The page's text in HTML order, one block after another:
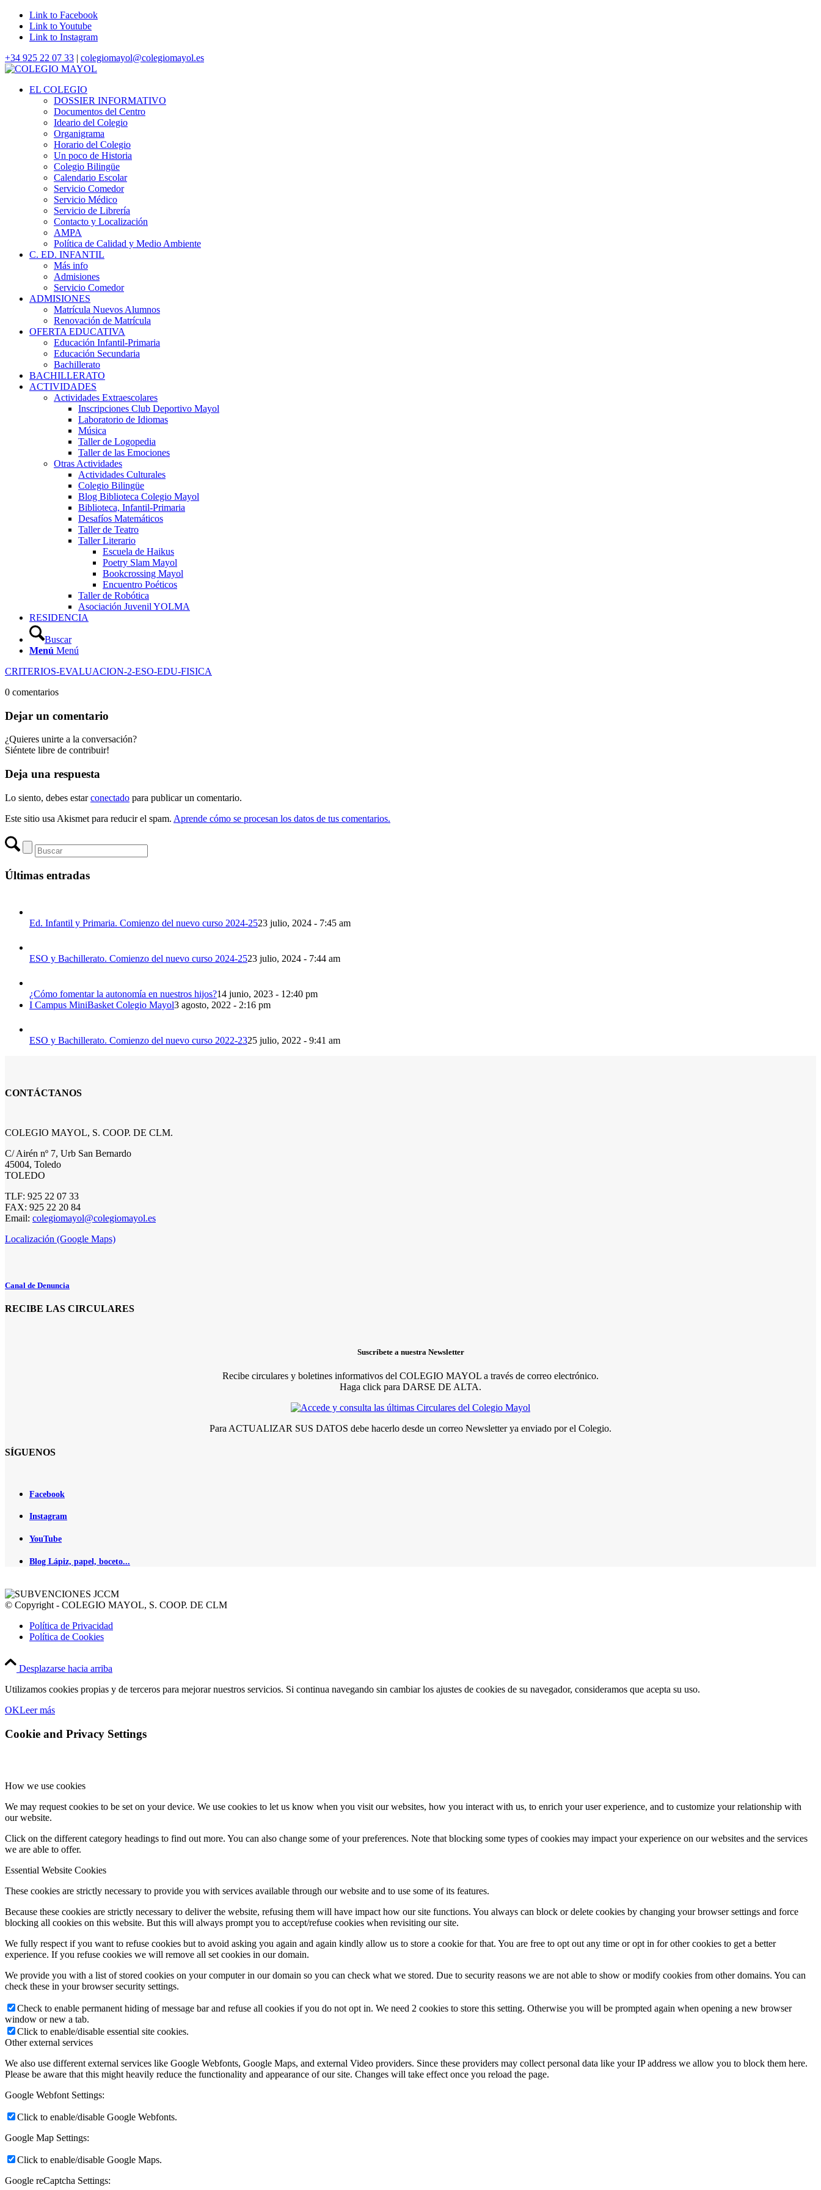
Link to Facebook
Link to Youtube
Link to Instagram
+34 925 22 07 33 | colegiomayol@colegiomayol.es
EL COLEGIO
DOSSIER INFORMATIVO
Documentos del Centro
Ideario del Colegio
Organigrama
Horario del Colegio
Un poco de Historia
Colegio Bilingüe
Calendario Escolar
Servicio Comedor
Servicio Médico
Servicio de Librería
Contacto y Localización
AMPA
Política de Calidad y Medio Ambiente
C. ED. INFANTIL
Más info
Admisiones
Servicio Comedor
ADMISIONES
Matrícula Nuevos Alumnos
Renovación de Matrícula
OFERTA EDUCATIVA
Educación Infantil-Primaria
Educación Secundaria
Bachillerato
BACHILLERATO
ACTIVIDADES
Actividades Extraescolares
Inscripciones Club Deportivo Mayol
Laboratorio de Idiomas
Música
Taller de Logopedia
Taller de las Emociones
Otras Actividades
Actividades Culturales
Colegio Bilingüe
Blog Biblioteca Colegio Mayol
Biblioteca, Infantil-Primaria
Desafíos Matemáticos
Taller de Teatro
Taller Literario
Escuela de Haikus
Poetry Slam Mayol
Bookcrossing Mayol
Encuentro Poéticos
Taller de Robótica
Asociación Juvenil YOLMA
RESIDENCIA
Buscar
Menú Menú
CRITERIOS-EVALUACION-2-ESO-EDU-FISICA
0 comentarios
Dejar un comentario
¿Quieres unirte a la conversación?
Siéntete libre de contribuir!
Deja una respuesta
Lo siento, debes estarconectado para publicar un comentario.
Este sitio usa Akismet para reducir el spam. Aprende cómo se procesan los datos de tus comentarios.
Últimas entradas
Ed. Infantil y Primaria. Comienzo del nuevo curso 2024-2523 julio, 2024 - 7:45 am
ESO y Bachillerato. Comienzo del nuevo curso 2024-2523 julio, 2024 - 7:44 am
¿Cómo fomentar la autonomía en nuestros hijos?14 junio, 2023 - 12:40 pm
I Campus MiniBasket Colegio Mayol3 agosto, 2022 - 2:16 pm
ESO y Bachillerato. Comienzo del nuevo curso 2022-2325 julio, 2022 - 9:41 am
CONTÁCTANOS
COLEGIO MAYOL, S. COOP. DE CLM.
C/ Airén nº 7, Urb San Bernardo
45004, Toledo
TOLEDO
TLF: 925 22 07 33
FAX: 925 22 20 84
Email: colegiomayol@colegiomayol.es
Localización (Google Maps)
Canal de Denuncia
RECIBE LAS CIRCULARES
Suscríbete a nuestra Newsletter
Recibe circulares y boletines informativos del COLEGIO MAYOL a través de correo electrónico.
Haga click para DARSE DE ALTA.
Para ACTUALIZAR SUS DATOS debe hacerlo desde un correo Newsletter ya enviado por el Colegio.
SÍGUENOS
Facebook
Instagram
YouTube
Blog Lápiz, papel, boceto...
© Copyright - COLEGIO MAYOL, S. COOP. DE CLM
Política de Privacidad
Política de Cookies
Desplazarse hacia arriba
Utilizamos cookies propias y de terceros para mejorar nuestros servicios. Si continua navegando sin cambiar los ajustes de cookies de su navegador, consideramos que acepta su uso.
OKLeer más
Cookie and Privacy Settings
How we use cookies
We may request cookies to be set on your device. We use cookies to let us know when you visit our websites, how you interact with us, to enrich your user experience, and to customize your relationship with
our website.
Click on the different category headings to find out more. You can also change some of your preferences. Note that blocking some types of cookies may impact your experience on our websites and the services
we are able to offer.
Essential Website Cookies
These cookies are strictly necessary to provide you with services available through our website and to use some of its features.
Because these cookies are strictly necessary to deliver the website, refusing them will have impact how our site functions. You always can block or delete cookies by changing your browser settings and force
blocking all cookies on this website. But this will always prompt you to accept/refuse cookies when revisiting our site.
We fully respect if you want to refuse cookies but to avoid asking you again and again kindly allow us to store a cookie for that. You are free to opt out any time or opt in for other cookies to get a better
experience. If you refuse cookies we will remove all set cookies in our domain.
We provide you with a list of stored cookies on your computer in our domain so you can check what we stored. Due to security reasons we are not able to show or modify cookies from other domains. You can
check these in your browser security settings.
Check to enable permanent hiding of message bar and refuse all cookies if you do not opt in. We need 2 cookies to store this setting. Otherwise you will be prompted again when opening a new browser
window or new a tab.
Click to enable/disable essential site cookies.
Other external services
We also use different external services like Google Webfonts, Google Maps, and external Video providers. Since these providers may collect personal data like your IP address we allow you to block them here.
Please be aware that this might heavily reduce the functionality and appearance of our site. Changes will take effect once you reload the page.
Google Webfont Settings:
Click to enable/disable Google Webfonts.
Google Map Settings:
Click to enable/disable Google Maps.
Google reCaptcha Settings: